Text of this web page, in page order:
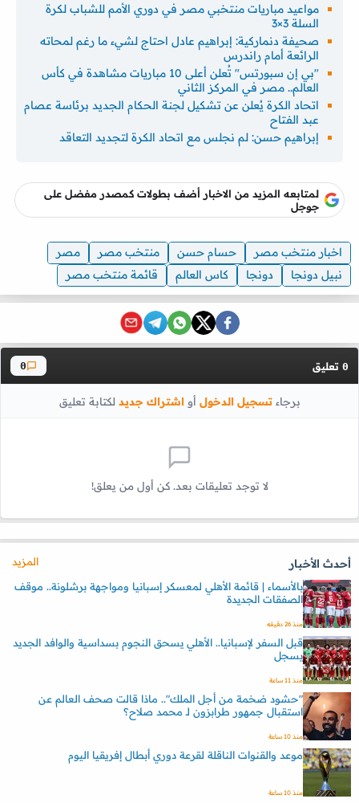
مواعيد مباريات منتخبي مصر في دوري الأمم للشباب لكرة
السلة 3×3
صحيفة دنماركية: إبراهيم عادل احتاج لشيء ما رغم لمحاته
الرائعة أمام راندرس
"بي إن سبورتس" تُعلن أعلى 10 مباريات مشاهدة في كأس
العالم.. مصر في المركز الثاني
اتحاد الكرة يُعلن عن تشكيل لجنة الحكام الجديد برئاسة عصام
عبد الفتاح
إبراهيم حسن: لم نجلس مع اتحاد الكرة لتجديد التعاقد
لمتابعه المزيد من الاخبار أضف بطولات كمصدر مفضل على
جوجل
اخبار منتخب مصر حسام حسن منتخب مصر
مصر
نبيل دونجا
دونجا كاس العالم قائمة منتخب مصر
0 تعليق 0
برجاءتسجيل الدخول أواشتراك جديد لكتابة تعليق
لا توجد تعليقات بعد. كن أول من يعلق!
أحدث الأخبار
المزيد
بالأسماء | قائمة الأهلي لمعسكر إسبانيا ومواجهة برشلونة.. موقف
الصفقات الجديدة
منذ 26 دقيقه
قبل السفر لإسبانيا.. الأهلي يسحق النجوم بسداسية والوافد الجديد
يسجل
منذ 11 ساعة
"حشود ضخمة من أجل الملك".. ماذا قالت صحف العالم عن
استقبال جمهور طرابزون لـ محمد صلاح؟
منذ 10 ساعة
موعد والقنوات الناقلة لقرعة دوري أبطال إفريقيا اليوم
منذ 10 ساعة